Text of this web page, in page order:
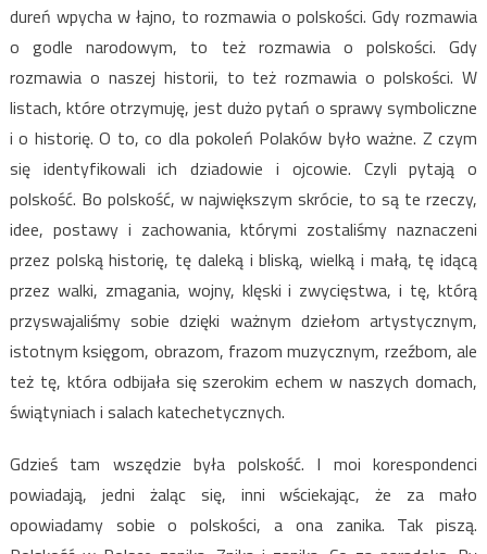
dureń wpycha w łajno, to rozmawia o polskości. Gdy rozmawia
o godle narodowym, to też rozmawia o polskości. Gdy
rozmawia o naszej historii, to też rozmawia o polskości. W
listach, które otrzymuję, jest dużo pytań o sprawy symboliczne
i o historię. O to, co dla pokoleń Polaków było ważne. Z czym
się identyfikowali ich dziadowie i ojcowie. Czyli pytają o
polskość. Bo polskość, w największym skrócie, to są te rzeczy,
idee, postawy i zachowania, którymi zostaliśmy naznaczeni
przez polską historię, tę daleką i bliską, wielką i małą, tę idącą
przez walki, zmagania, wojny, klęski i zwycięstwa, i tę, którą
przyswajaliśmy sobie dzięki ważnym dziełom artystycznym,
istotnym księgom, obrazom, frazom muzycznym, rzeźbom, ale
też tę, która odbijała się szerokim echem w naszych domach,
świątyniach i salach katechetycznych.
Gdzieś tam wszędzie była polskość. I moi korespondenci
powiadają, jedni żaląc się, inni wściekając, że za mało
opowiadamy sobie o polskości, a ona zanika. Tak piszą.